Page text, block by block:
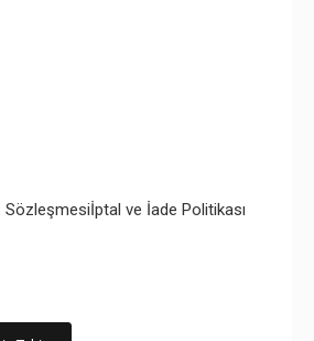
Sözleşmesiİptal ve İade Politikası